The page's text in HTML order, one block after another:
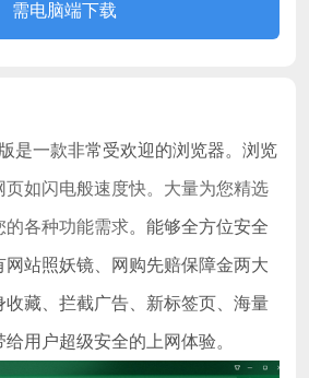
需电脑端下载
一款非常受欢迎的浏览器。浏览
页如闪电般速度快。 大量为您精选
的各种功能需求。能够全方位安全
网站照妖镜、网购先赔保障金两大
藏、拦截广告、新标签页、海量
用户超级安全的上网体验。